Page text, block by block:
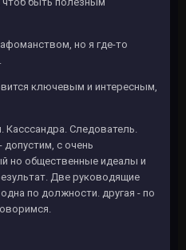
но я где-то
ключевым и интересным,
Касссандра. Следователь.
с очень
но общественные идеалы и
Две руководящие
по должности. другая - по